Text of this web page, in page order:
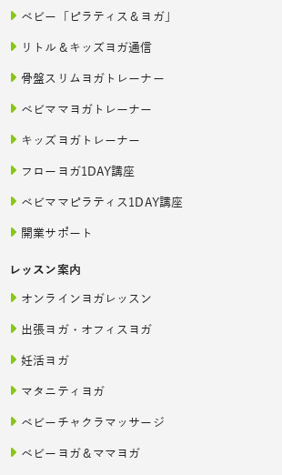
ベビー「ピラティス＆ヨガ」
リトル＆キッズヨガ通信
骨盤スリムヨガトレーナー
ベビママヨガトレーナー
キッズヨガトレーナー
フローヨガ1DAY講座
ベビママピラティス1DAY講座
開業サポート
レッスン案内
オンラインヨガレッスン
出張ヨガ・オフィスヨガ
妊活ヨガ
マタニティヨガ
ベビーチャクラマッサージ
ベビーヨガ＆ママヨガ